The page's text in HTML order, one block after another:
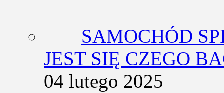
SAMOCHÓD
JEST SIĘ CZEGO
04 lutego 2025